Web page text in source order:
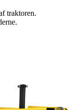
traktoren.